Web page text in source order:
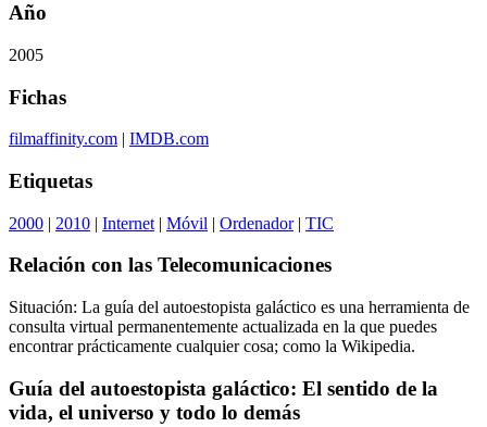
Año
2005
Fichas
filmaffinity.com | IMDB.com
Etiquetas
2000 | 2010 | Internet | Móvil | Ordenador| TIC
Relación con las Telecomunicaciones
Situación: La guía del autoestopista galáctico es una herramienta de
consulta virtual permanentemente actualizada en la que puedes
encontrar prácticamente cualquier cosa; como la Wikipedia.
Guía del autoestopista galáctico: El sentido de la
vida, el universo y todo lo demás